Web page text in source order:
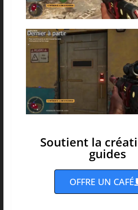
Soutient la
guides
OFFRE UN CAFÉ